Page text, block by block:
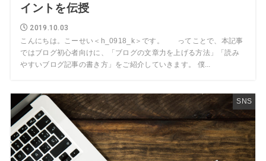
イントを伝授
2019.10.03
こんにちは。こーせい＜h_0918_k＞です。 ってことで、本記事
ではブログ初心者向けに、「ブログの文章力を上げる方法」「読み
やすいブログ記事の書き方」をご紹介していきます。 僕...
SNS